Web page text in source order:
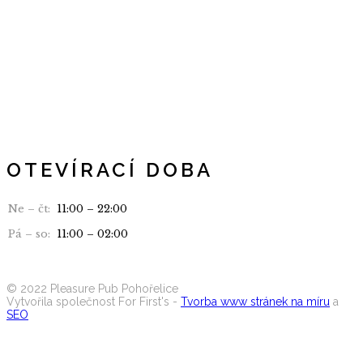
OTEVÍRACÍ DOBA
Ne – čt: 11:00 – 22:00
Pá – so: 11:00 – 02:00
© 2022 Pleasure Pub Pohořelice
Vytvořila společnost For First's - Tvorba www stránek na míru a
SEO